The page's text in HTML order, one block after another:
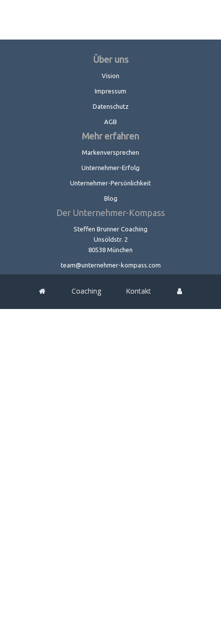
Über uns
Vision
Impressum
Datenschutz
AGB
Mehr erfahren
Markenversprechen
Unternehmer-Erfolg
Unternehmer-Persönlichkeit
Blog
Der Unternehmer-Kompass
Steffen Brunner Coaching
Unsöldstr. 2
80538 München
team@unternehmer-kompass.com
Coaching Kontakt